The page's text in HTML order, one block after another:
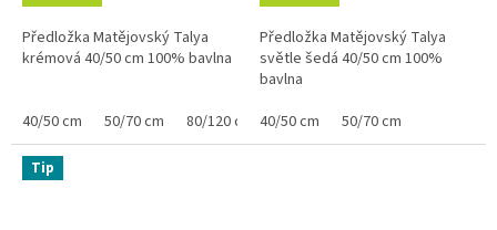
Předložka Matějovský Talya
krémová 40/50 cm 100% bavlna
40/50 cm 50/70 cm 80/120 cm
Předložka Matějovský Talya
světle šedá 40/50 cm 100%
bavlna
40/50 cm
50/70 cm
Tip